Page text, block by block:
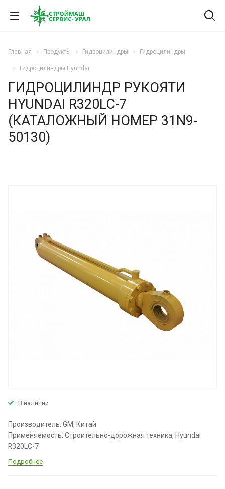
Главная Продукты Гидроцилиндры Гидроцилиндры
Гидроцилиндры Hyundai
ГИДРОЦИЛИНДР РУКОЯТИ
HYUNDAI R320LC-7
(КАТАЛОЖНЫЙ НОМЕР 31N9-
50130)
В наличии
Производитель: GM, Китай
Применяемость: Строительно-дорожная техника, Hyundai
R320LC-7
Подробнее